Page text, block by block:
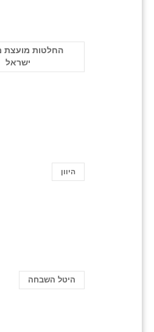
החלטות מועצת
ישראל
היוון
היטל השבחה